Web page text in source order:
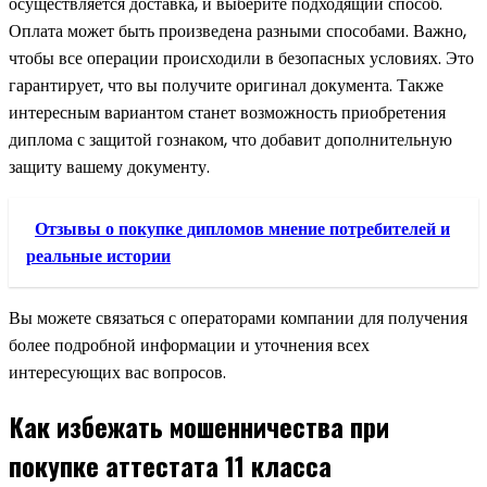
Оплата может быть произведена разными способами. Важно,
чтобы все операции происходили в безопасных условиях. Это
гарантирует, что вы получите оригинал документа. Также
интересным вариантом станет возможность приобретения
диплома с защитой гознаком, что добавит дополнительную
защиту вашему документу.
Отзывы о покупке дипломов мнение потребителей и
реальные истории
Вы можете связаться с операторами компании для получения
более подробной информации и уточнения всех
интересующих вас вопросов.
Как избежать мошенничества при
покупке аттестата 11 класса